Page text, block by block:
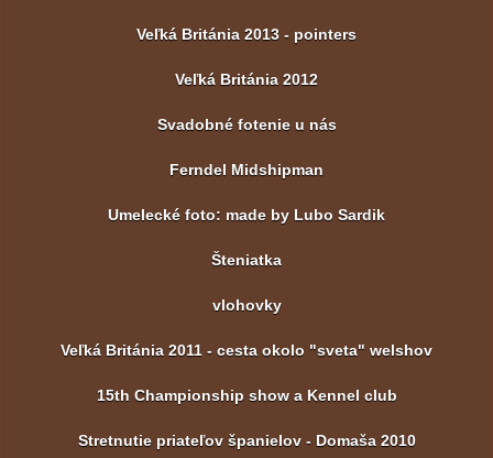
Veľká Británia 2013 - pointers
Veľká Británia 2012
Svadobné fotenie u nás
Ferndel Midshipman
Umelecké foto: made by Lubo Sardik
Šteniatka
vlohovky
Veľká Británia 2011 - cesta okolo "sveta" welshov
15th Championship show a Kennel club
Stretnutie priateľov španielov - Domaša 2010